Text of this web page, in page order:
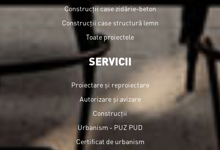
Construcții case zidărie-beton
Construcții case structură lemn
Toate proiectele
SERVICII
Proiectare și reproiectare
Autorizare și avizare
Construcții
Urbanism - PUZ PUD
Certificat de urbanism